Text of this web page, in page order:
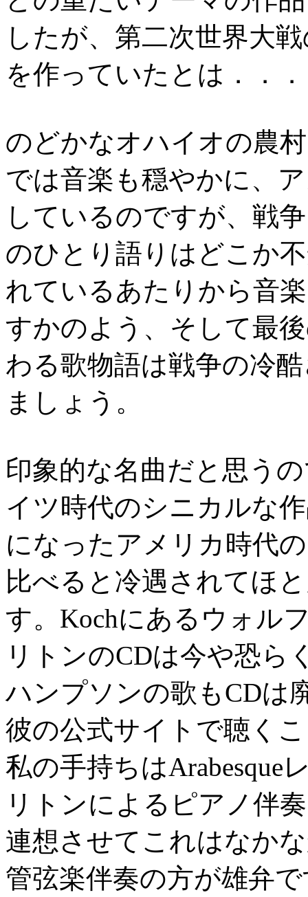
したが、第二次世界大
を作っていたとは．．．
のどかなオハイオの農
では音楽も穏やかに、
しているのですが、戦
のひとり語りはどこか
れているあたりから音
すかのよう、そして最
わる歌物語は戦争の冷
ましょう。
印象的な名曲だと思う
イツ時代のシニカルな
になったアメリカ時代
比べると冷遇されてほ
す。Kochにあるウォル
リトンのCDは今や恐ら
ハンプソンの歌もCDは
彼の公式サイトで聴く
私の手持ちはArabesque
リトンによるピアノ伴
連想させてこれはなか
管弦楽伴奏の方が雄弁